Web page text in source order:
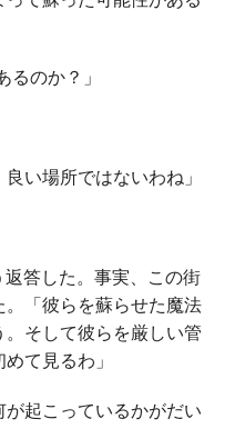
るのか？」
い場所ではないわね」
答した。事実、この街
「彼らを蘇らせた魔法
そして彼らを厳しい管
て見るわ」
が起こっているかがだい